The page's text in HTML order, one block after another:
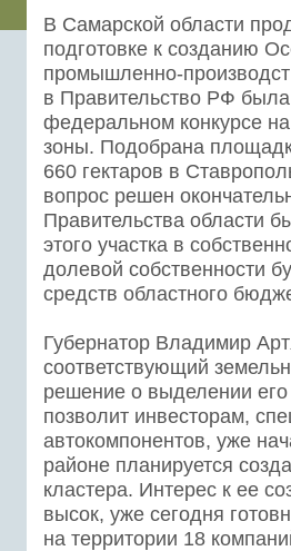
В Самарской области
подготовке к созданию
промышленно-
в Правительство РФ была
федеральном конкурсе
зоны. Подобрана
660 гектаров в
вопрос решен
Правительства области
этого участка в
долевой собственности
средств областного
Губернатор Владимир
соответствующий
решение о выделении
позволит инвесторам,
автокомпонентов, уже
районе планируется
кластера. Интерес к ее
высок, уже сегодня
на территории 18